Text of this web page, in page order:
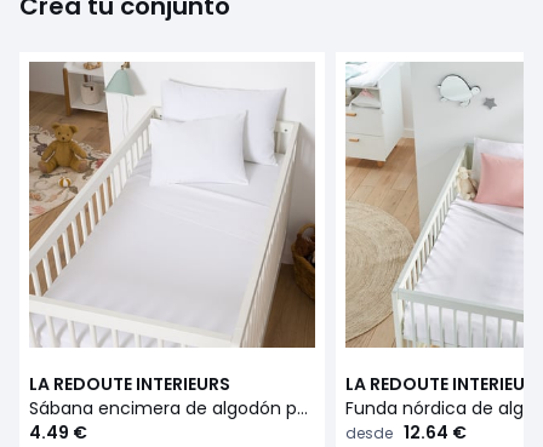
LA REDOUTE INTERIEURS
Sábana encimera de algodón para cuna, Scénario
4.49 €
LA REDOUTE
desde 12.64 €